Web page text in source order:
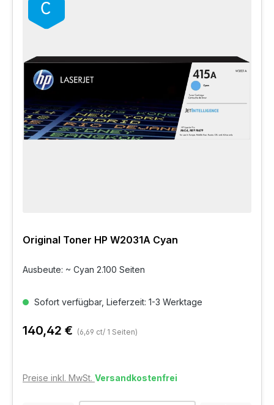
Original Toner HP W2031A Cyan
Ausbeute: ~ Cyan 2.100 Seiten
Sofort verfügbar, Lieferzeit: 1-3 Werktage
140,42 € (6,69 ct/ 1 Seiten)
Preise inkl. MwSt. Versandkostenfrei